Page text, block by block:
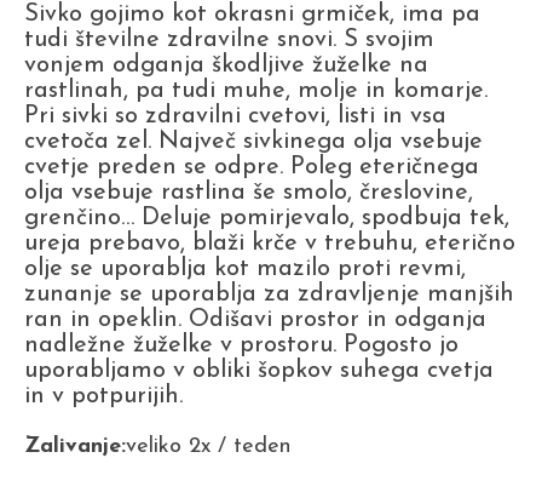
Sivko gojimo kot okrasni grmiček, ima pa
tudi številne zdravilne snovi. S svojim
vonjem odganja škodljive žuželke na
rastlinah, pa tudi muhe, molje in komarje.
Pri sivki so zdravilni cvetovi, listi in vsa
cvetoča zel. Največ sivkinega olja vsebuje
cvetje preden se odpre. Poleg eteričnega
olja vsebuje rastlina še smolo, čreslovine,
grenčino… Deluje pomirjevalo, spodbuja tek,
ureja prebavo, blaži krče v trebuhu, eterično
olje se uporablja kot mazilo proti revmi,
zunanje se uporablja za zdravljenje manjših
ran in opeklin. Odišavi prostor in odganja
nadležne žuželke v prostoru. Pogosto jo
uporabljamo v obliki šopkov suhega cvetja
in v potpurijih.
Zalivanje:veliko 2x / teden